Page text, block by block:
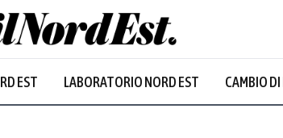
EST LABORATORIO NORD EST CAMBIO DI